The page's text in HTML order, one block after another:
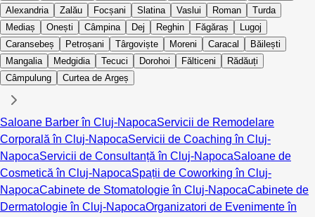
Alexandria
Zalău Focșani Slatina Vaslui Roman
Turda
Mediaș
Onești Câmpina Dej Reghin Făgăraș
Lugoj
Caransebeș
Petroșani Târgoviște Moreni Caracal
Băilești
Mangalia
Medgidia Tecuci Dorohoi Fălticeni
Rădăuți
Câmpulung
Curtea de Argeș
Saloane Barber în Cluj-NapocaServicii de Remodelare
Corporală în Cluj-NapocaServicii de Coaching în Cluj-
NapocaServicii de Consultanță în Cluj-NapocaSaloane de
Cosmetică în Cluj-NapocaSpații de Coworking în Cluj-
NapocaCabinete de Stomatologie în Cluj-NapocaCabinete de
Dermatologie în Cluj-NapocaOrganizatori de Evenimente în